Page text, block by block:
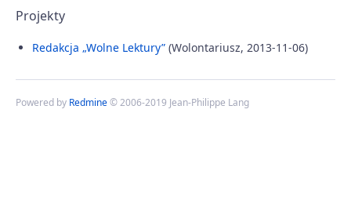
Projekty
Redakcja „Wolne Lektury” (Wolontariusz, 2013-11-06)
Powered by Redmine© 2006-2019 Jean-Philippe Lang